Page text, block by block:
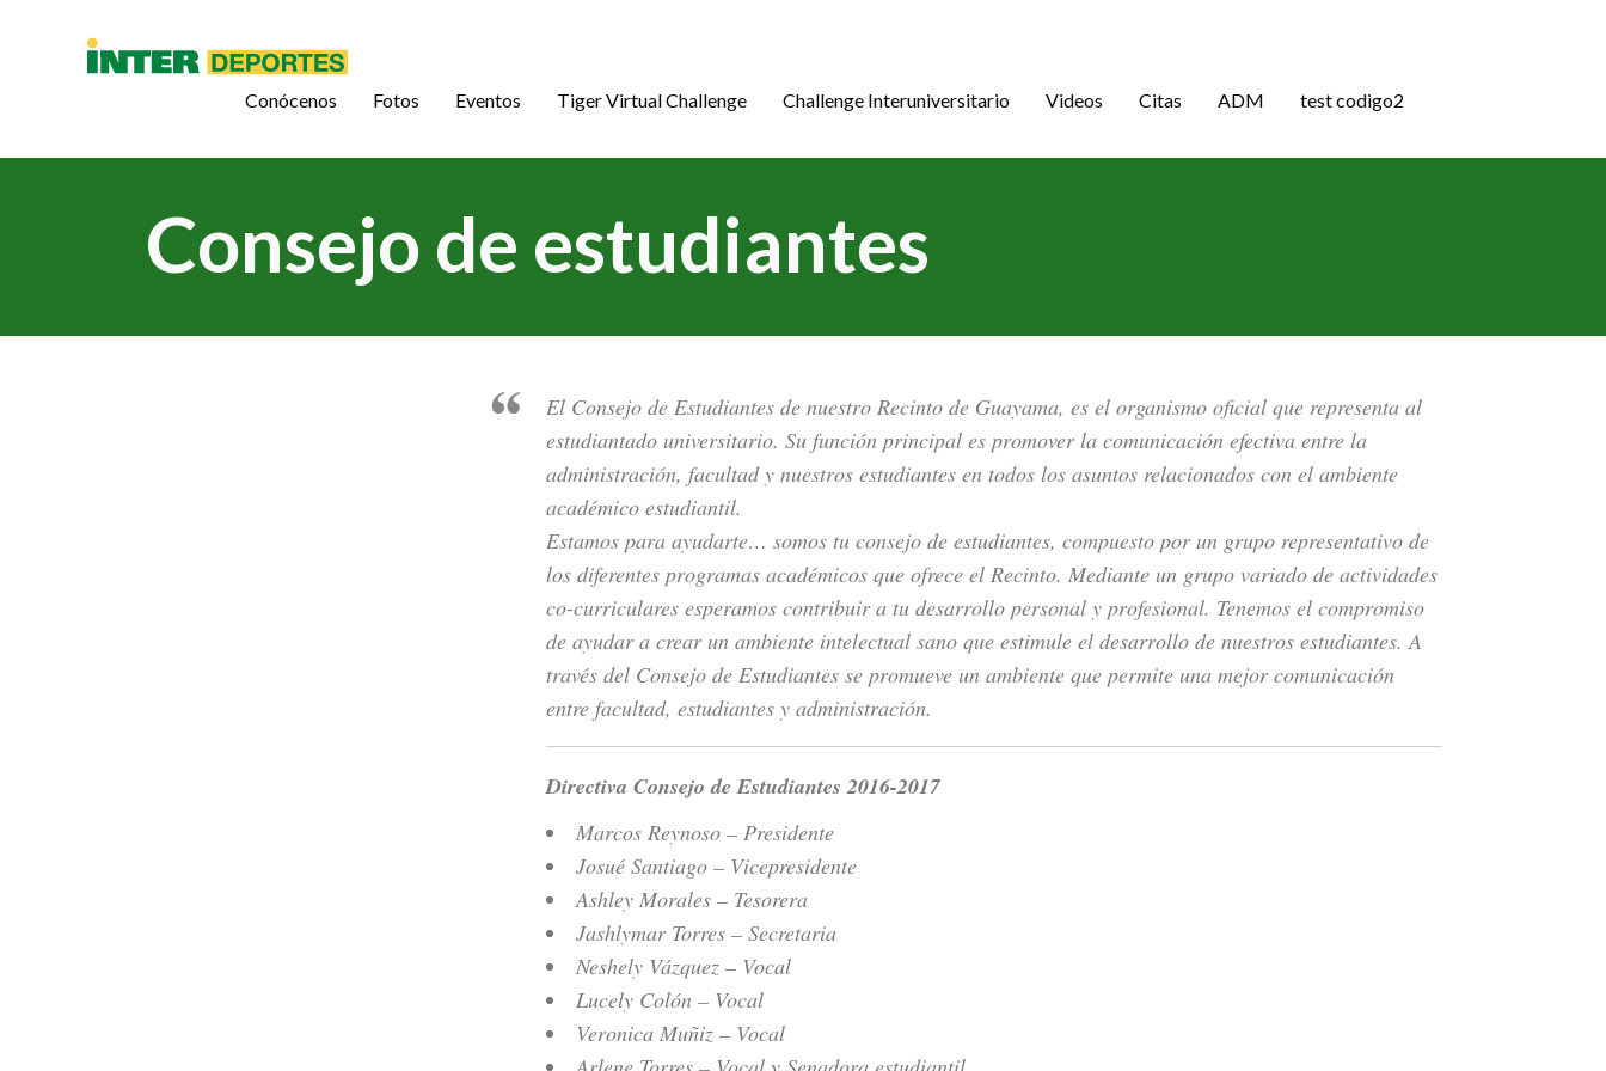
Conócenos Fotos Eventos Tiger Virtual Challenge Challenge Interuniversitario Videos Citas ADM test codigo2
Consejo de estudiantes
El Consejo de Estudiantes de nuestro Recinto de Guayama, es el organismo oficial que representa al
estudiantado universitario. Su función principal es promover la comunicación efectiva entre la
administración, facultad y nuestros estudiantes en todos los asuntos relacionados con el ambiente
académico estudiantil.
Estamos para ayudarte… somos tu consejo de estudiantes, compuesto por un grupo representativo de
los diferentes programas académicos que ofrece el Recinto. Mediante un grupo variado de actividades
co-curriculares esperamos contribuir a tu desarrollo personal y profesional. Tenemos el compromiso
de ayudar a crear un ambiente intelectual sano que estimule el desarrollo de nuestros estudiantes. A
través del Consejo de Estudiantes se promueve un ambiente que permite una mejor comunicación
entre facultad, estudiantes y administración.
Directiva Consejo de Estudiantes 2016-2017
Marcos Reynoso – Presidente
Josué Santiago – Vicepresidente
Ashley Morales – Tesorera
Jashlymar Torres – Secretaria
Neshely Vázquez – Vocal
Lucely Colón – Vocal
Veronica Muñiz – Vocal